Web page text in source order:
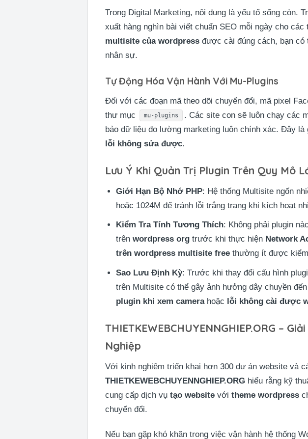
Trong Digital Marketing, nội dung là yếu tố sống còn.
xuất hàng nghìn bài viết chuẩn SEO mỗi ngày cho các
multisite của wordpress được cài đúng cách, bạn có
nhân sự.
Tự Động Hóa Vận Hành Với Mu-Plugins
Đối với các đoạn mã theo dõi chuyển đổi, mã pixel
thư mục
mu-plugins
. Các site con sẽ luôn chạy các
bảo dữ liệu đo lường marketing luôn chính xác. Đây là
lỗi không sửa được.
Lưu Ý Khi Quản Trị Plugin Trên Quy Mô
Giới Hạn Bộ Nhớ PHP: Hệ thống Multisite ngốn
hoặc 1024M để tránh lỗi trắng trang khi kích hoạt
Kiểm Tra Tính Tương Thích: Không phải plugin
trênwordpress org trước khi thực hiện Network
trên wordpress multisite free thường ít được
Sao Lưu Định Kỳ: Trước khi thay đổi cấu hình
trên Multisite có thể gây ảnh hưởng dây chuyền
plugin khi xem camerahoặc lỗi không cài được
THIETKEWEBCHUYENNGHIEP.ORG –
Nghiệp
Với kinh nghiệm triển khai hơn 300 dự án website và
THIETKEWEBCHUYENNGHIEP.ORG hiểu rằng kỹ
cung cấp dịch vụtạo website vớitheme wordpress
chuyển đổi.
Nếu bạn gặp khó khăn trong việc vận hành hệ thống